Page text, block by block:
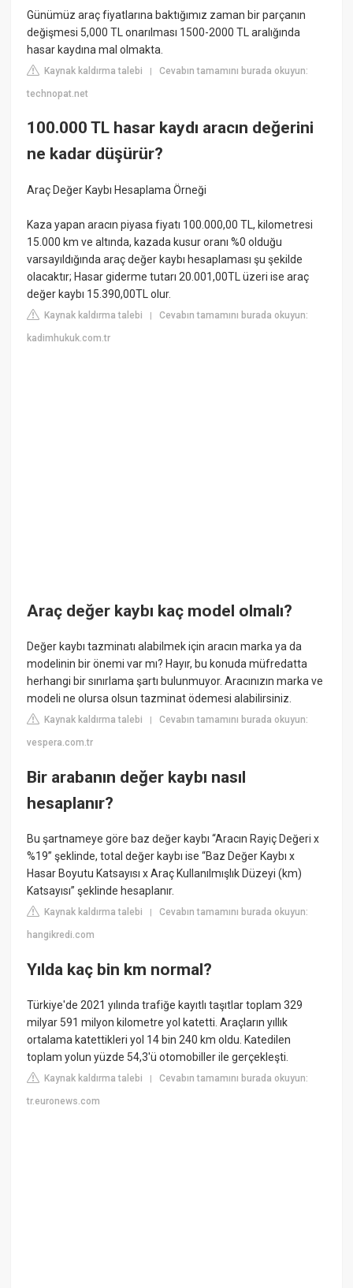
Günümüz araç fiyatlarına baktığımız zaman bir parçanın
değişmesi 5,000 TL onarılması 1500-2000 TL aralığında
hasar kaydına mal olmakta.
Kaynak kaldırma talebi |Cevabın tamamını burada okuyun:
technopat.net
100.000 TL hasar kaydı aracın değerini
ne kadar düşürür?
Araç Değer Kaybı Hesaplama Örneği
Kaza yapan aracın piyasa fiyatı 100.000,00 TL, kilometresi
15.000 km ve altında, kazada kusur oranı %0 olduğu
varsayıldığında araç değer kaybı hesaplaması şu şekilde
olacaktır; Hasar giderme tutarı 20.001,00TL üzeri ise araç
değer kaybı 15.390,00TL olur.
Kaynak kaldırma talebi |Cevabın tamamını burada okuyun:
kadimhukuk.com.tr
Araç değer kaybı kaç model olmalı?
Değer kaybı tazminatı alabilmek için aracın marka ya da
modelinin bir önemi var mı? Hayır, bu konuda müfredatta
herhangi bir sınırlama şartı bulunmuyor. Aracınızın marka ve
modeli ne olursa olsun tazminat ödemesi alabilirsiniz.
Kaynak kaldırma talebi |Cevabın tamamını burada okuyun:
vespera.com.tr
Bir arabanın değer kaybı nasıl
hesaplanır?
Bu şartnameye göre baz değer kaybı “Aracın Rayiç Değeri x
%19” şeklinde, total değer kaybı ise “Baz Değer Kaybı x
Hasar Boyutu Katsayısı x Araç Kullanılmışlık Düzeyi (km)
Katsayısı” şeklinde hesaplanır.
Kaynak kaldırma talebi |Cevabın tamamını burada okuyun:
hangikredi.com
Yılda kaç bin km normal?
Türkiye'de 2021 yılında trafiğe kayıtlı taşıtlar toplam 329
milyar 591 milyon kilometre yol katetti. Araçların yıllık
ortalama katettikleri yol 14 bin 240 km oldu. Katedilen
toplam yolun yüzde 54,3'ü otomobiller ile gerçekleşti.
Kaynak kaldırma talebi |Cevabın tamamını burada okuyun:
tr.euronews.com